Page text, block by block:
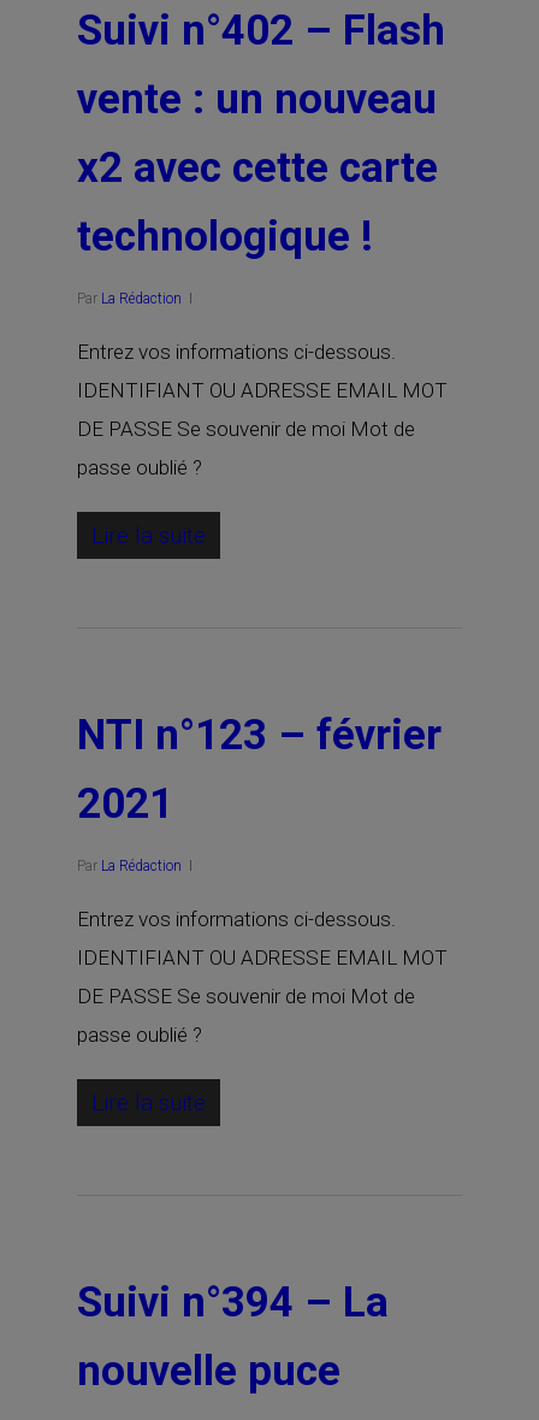
Suivi n°402 – Flash
vente : un nouveau
x2 avec cette carte
technologique !
Par La Rédaction
Entrez vos informations ci-dessous.
IDENTIFIANT OU ADRESSE EMAIL MOT
DE PASSE Se souvenir de moi Mot de
passe oublié ?
Lire la suite
NTI n°123 – février
2021
Par La Rédaction
Entrez vos informations ci-dessous.
IDENTIFIANT OU ADRESSE EMAIL MOT
DE PASSE Se souvenir de moi Mot de
passe oublié ?
Lire la suite
Suivi n°394 – La
nouvelle puce